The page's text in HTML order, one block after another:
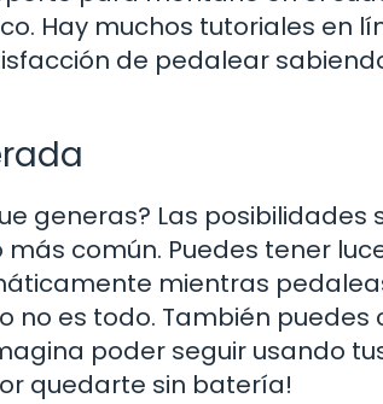
Hay muchos tutoriales en
de pedalear
generas? Las posibilidades
común. Puedes tener
mientras
no es todo. También puedes
poder seguir usando
quedarte sin batería!